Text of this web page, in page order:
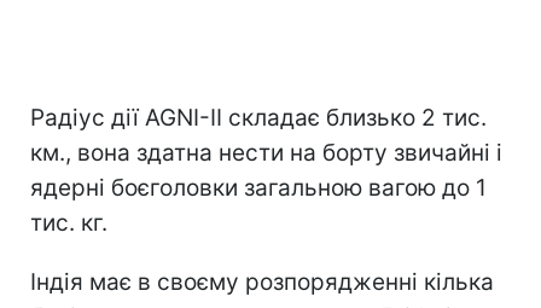
Радіус дії AGNI-II складає близько 2 тис.
км., вона здатна нести на борту звичайні і
ядерні боєголовки загальною вагою до 1
тис. кг.
Індія має в своєму розпорядженні кілька